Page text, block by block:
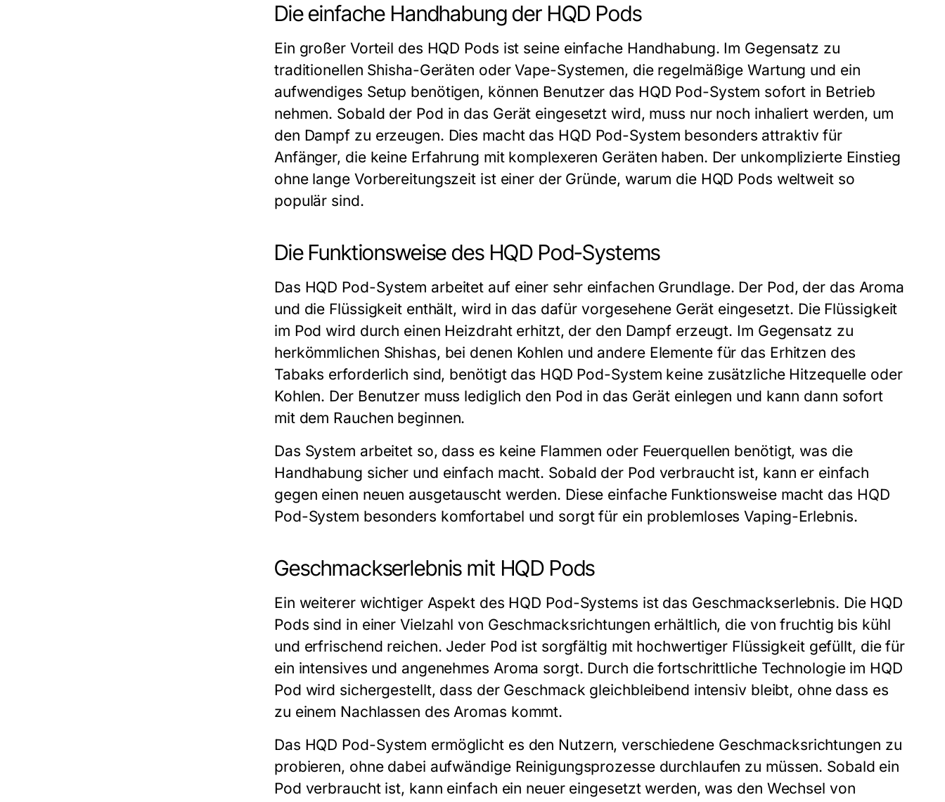
Die einfache Handhabung der HQD Pods
Ein großer Vorteil des HQD Pods ist seine einfache Handhabung. Im Gegensatz zu
traditionellen Shisha-Geräten oder Vape-Systemen, die regelmäßige Wartung und ein
aufwendiges Setup benötigen, können Benutzer das HQD Pod-System sofort in Betrieb
nehmen. Sobald der Pod in das Gerät eingesetzt wird, muss nur noch inhaliert werden, um
den Dampf zu erzeugen. Dies macht das HQD Pod-System besonders attraktiv für
Anfänger, die keine Erfahrung mit komplexeren Geräten haben. Der unkomplizierte Einstieg
ohne lange Vorbereitungszeit ist einer der Gründe, warum die HQD Pods weltweit so
populär sind.
Die Funktionsweise des HQD Pod-Systems
Das HQD Pod-System arbeitet auf einer sehr einfachen Grundlage. Der Pod, der das Aroma
und die Flüssigkeit enthält, wird in das dafür vorgesehene Gerät eingesetzt. Die Flüssigkeit
im Pod wird durch einen Heizdraht erhitzt, der den Dampf erzeugt. Im Gegensatz zu
herkömmlichen Shishas, bei denen Kohlen und andere Elemente für das Erhitzen des
Tabaks erforderlich sind, benötigt das HQD Pod-System keine zusätzliche Hitzequelle oder
Kohlen. Der Benutzer muss lediglich den Pod in das Gerät einlegen und kann dann sofort
mit dem Rauchen beginnen.
Das System arbeitet so, dass es keine Flammen oder Feuerquellen benötigt, was die
Handhabung sicher und einfach macht. Sobald der Pod verbraucht ist, kann er einfach
gegen einen neuen ausgetauscht werden. Diese einfache Funktionsweise macht das HQD
Pod-System besonders komfortabel und sorgt für ein problemloses Vaping-Erlebnis.
Geschmackserlebnis mit HQD Pods
Ein weiterer wichtiger Aspekt des HQD Pod-Systems ist das Geschmackserlebnis. Die HQD
Pods sind in einer Vielzahl von Geschmacksrichtungen erhältlich, die von fruchtig bis kühl
und erfrischend reichen. Jeder Pod ist sorgfältig mit hochwertiger Flüssigkeit gefüllt, die für
ein intensives und angenehmes Aroma sorgt. Durch die fortschrittliche Technologie im HQD
Pod wird sichergestellt, dass der Geschmack gleichbleibend intensiv bleibt, ohne dass es
zu einem Nachlassen des Aromas kommt.
Das HQD Pod-System ermöglicht es den Nutzern, verschiedene Geschmacksrichtungen zu
probieren, ohne dabei aufwändige Reinigungsprozesse durchlaufen zu müssen. Sobald ein
Pod verbraucht ist, kann einfach ein neuer eingesetzt werden, was den Wechsel von